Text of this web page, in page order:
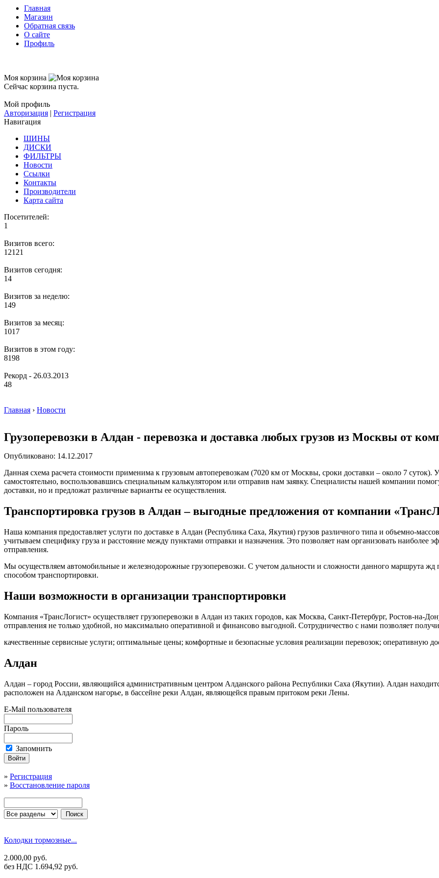
Главная
Магазин
Обратная связь
О сайте
Профиль
Моя корзина
Сейчас корзина пуста.
Мой профиль
Авторизация | Регистрация
Навигация
ШИНЫ
ДИСКИ
ФИЛЬТРЫ
Новости
Ссылки
Контакты
Производители
Карта сайта
Посетителей:
1
Визитов всего:
12121
Визитов сегодня:
14
Визитов за неделю:
149
Визитов за месяц:
1017
Визитов в этом году:
8198
Рекорд - 26.03.2013
48
Главная › Новости
Грузоперевозки в Алдан - перевозка и доставка любых грузов из Москвы от
Опубликовано: 14.12.2017
Данная схема расчета стоимости применима к грузовым автоперевозкам (7020 км от Москвы, сроки доставки – около 7 суток).
самостоятельно, воспользовавшись специальным калькулятором или отправив нам заявку. Специалисты нашей компании
доставки, но и предложат различные варианты ее осуществления.
Транспортировка грузов в Алдан – выгодные предложения от компании
Наша компания предоставляет услуги по доставке в Алдан (Республика Саха, Якутия) грузов различного типа и объемно-
учитываем специфику груза и расстояние между пунктами отправки и назначения. Это позволяет нам организовать
отправления.
Мы осуществляем автомобильные и железнодорожные грузоперевозки. С учетом дальности и сложности данного маршрута
способом транспортировки.
Наши возможности в организации транспортировки
Компания «ТрансЛогист» осуществляет грузоперевозки в Алдан из таких городов, как Москва, Санкт-Петербург, Ростов-на-
отправления не только удобной, но максимально оперативной и финансово выгодной. Сотрудничество с нами позволяет
качественные сервисные услуги; оптимальные цены; комфортные и безопасные условия реализации перевозок; оперативную
Алдан
Алдан – город России, являющийся административным центром Алданского района Республики Саха (Якутии). Алдан
расположен на Алданском нагорье, в бассейне реки Алдан, являющейся правым притоком реки Лены.
E-Mail пользователя
Пароль
Запомнить
» Регистрация
» Восстановление пароля
Колодки тормозные...
2.000,00 руб.
без НДС 1.694,92 руб.